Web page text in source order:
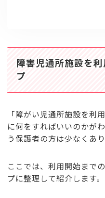
障害児通所施設を
プ
「障がい児通所施設を利
に何をすればいいのかが
う保護者の方は少なくあり
ここでは、利用開始まで
プに整理して紹介します。